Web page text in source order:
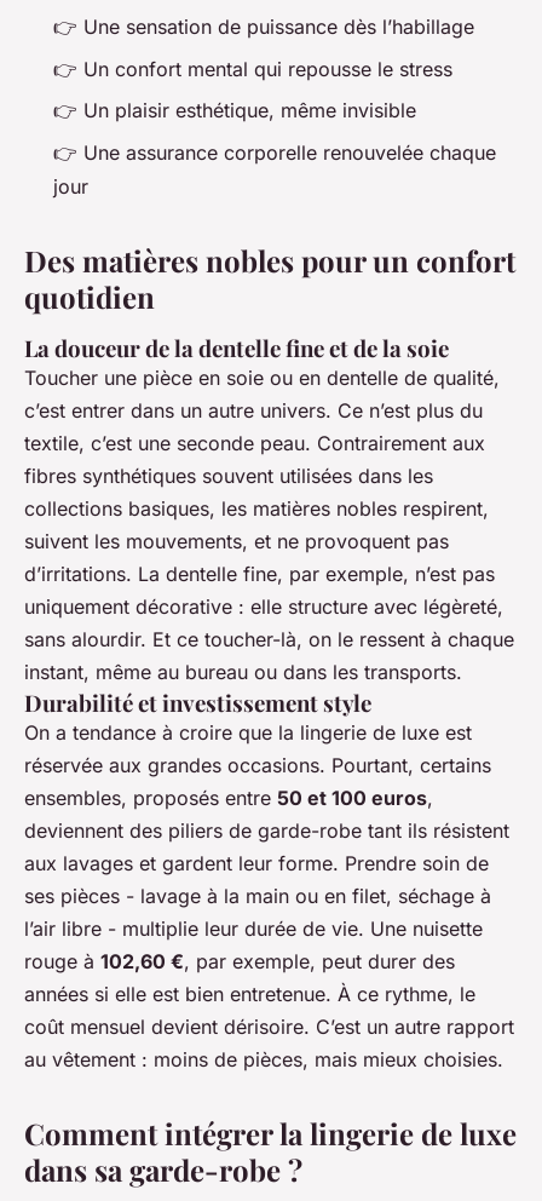
👉 Une sensation de puissance dès l’habillage
👉 Un confort mental qui repousse le stress
👉 Un plaisir esthétique, même invisible
👉 Une assurance corporelle renouvelée chaque
jour
Des matières nobles pour un confort
quotidien
La douceur de la dentelle fine et de la soie
Toucher une pièce en soie ou en dentelle de qualité,
c’est entrer dans un autre univers. Ce n’est plus du
textile, c’est une seconde peau. Contrairement aux
fibres synthétiques souvent utilisées dans les
collections basiques, les matières nobles respirent,
suivent les mouvements, et ne provoquent pas
d’irritations. La dentelle fine, par exemple, n’est pas
uniquement décorative : elle structure avec légèreté,
sans alourdir. Et ce toucher-là, on le ressent à chaque
instant, même au bureau ou dans les transports.
Durabilité et investissement style
On a tendance à croire que la lingerie de luxe est
réservée aux grandes occasions. Pourtant, certains
ensembles, proposés entre 50 et 100 euros,
deviennent des piliers de garde-robe tant ils résistent
aux lavages et gardent leur forme. Prendre soin de
ses pièces - lavage à la main ou en filet, séchage à
l’air libre - multiplie leur durée de vie. Une nuisette
rouge à 102,60 €, par exemple, peut durer des
années si elle est bien entretenue. À ce rythme, le
coût mensuel devient dérisoire. C’est un autre rapport
au vêtement : moins de pièces, mais mieux choisies.
Comment intégrer la lingerie de luxe
dans sa garde-robe ?